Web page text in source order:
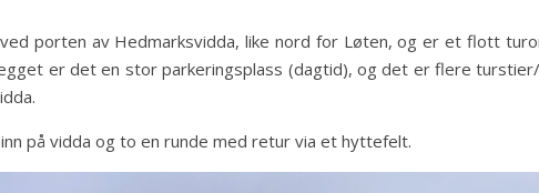
porten av Hedmarksvidda, like nord for Løten, og er et flott
er det en stor parkeringsplass (dagtid), og det er flere
på vidda og to en runde med retur via et hyttefelt.